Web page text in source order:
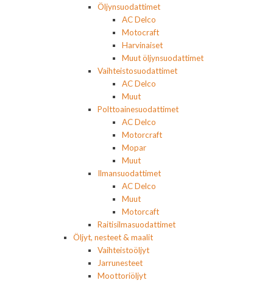
Öljynsuodattimet
AC Delco
Motocraft
Harvinaiset
Muut öljynsuodattimet
Vaihteistosuodattimet
AC Delco
Muut
Polttoainesuodattimet
AC Delco
Motorcraft
Mopar
Muut
Ilmansuodattimet
AC Delco
Muut
Motorcaft
Raitisilmasuodattimet
Öljyt, nesteet & maalit
Vaihteistoöljyt
Jarrunesteet
Moottoriöljyt